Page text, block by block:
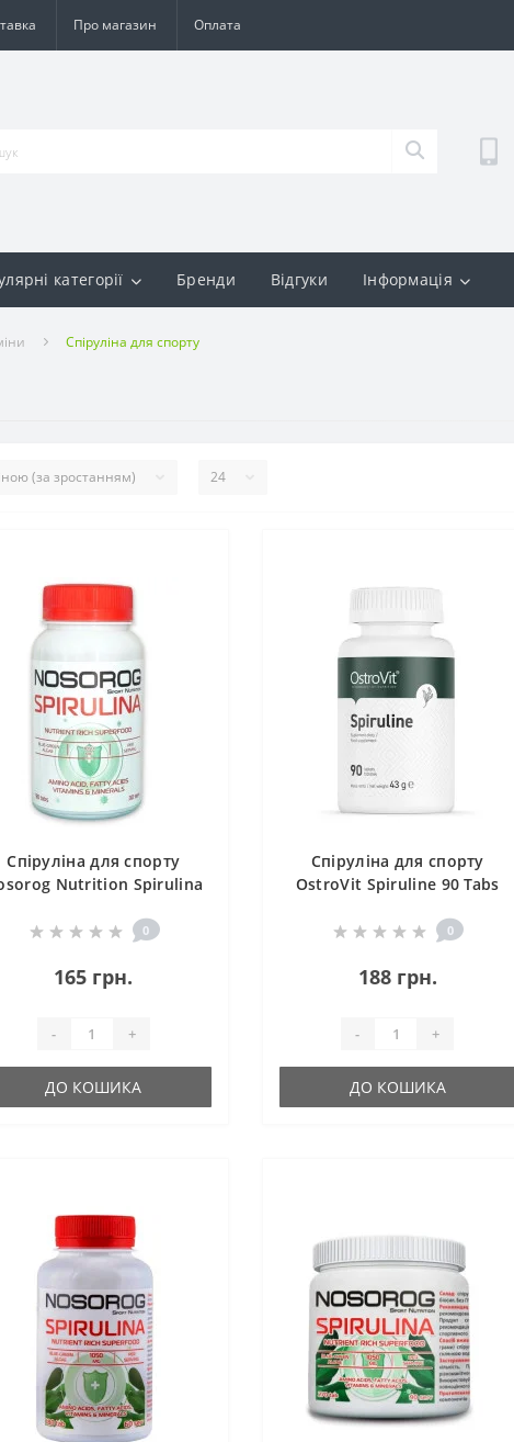
Про магазин Оплата
категорії Бренди Відгуки Інформація
Спіруліна для спорту
Спіруліна для спорту
Nutrition Spirulina
0
165 грн.
- +
ДО КОШИКА
Спіруліна для спорту
OstroVit Spiruline 90 Tabs
0
188 грн.
- +
ДО КОШИКА